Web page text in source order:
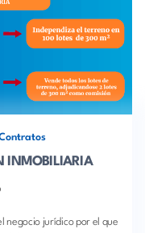
INMOBILIARIA
negocio jurídico por el que